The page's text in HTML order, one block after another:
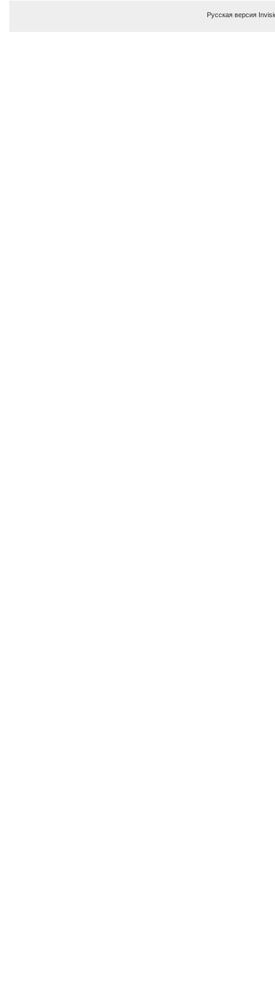
Русская версия